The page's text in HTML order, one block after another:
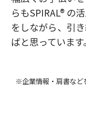
らもSPIRAL® の
をしながら、引
ばと思っています。
※企業情報・肩書など